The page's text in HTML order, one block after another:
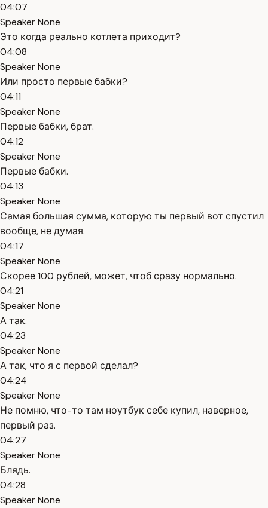
04:07
Speaker None
Это когда реально котлета приходит?
04:08
Speaker None
Или просто первые бабки?
04:11
Speaker None
Первые бабки, брат.
04:12
Speaker None
Первые бабки.
04:13
Speaker None
Самая большая сумма, которую ты первый вот спустил
вообще, не думая.
04:17
Speaker None
Скорее 100 рублей, может, чтоб сразу нормально.
04:21
Speaker None
А так.
04:23
Speaker None
А так, что я с первой сделал?
04:24
Speaker None
Не помню, что-то там ноутбук себе купил, наверное,
первый раз.
04:27
Speaker None
Блядь.
04:28
Speaker None